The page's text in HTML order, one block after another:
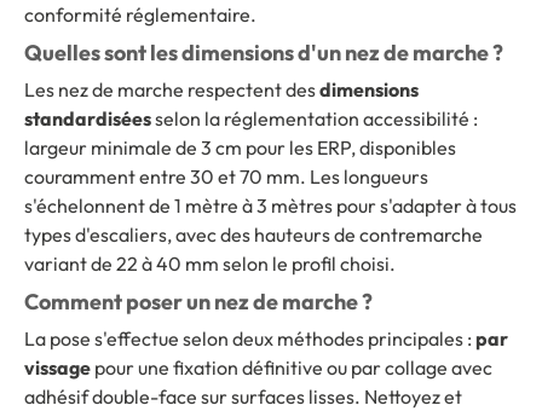
conformité réglementaire.
Quelles sont les dimensions d'un nez de marche ?
Les nez de marche respectent desdimensions
standardiséesselon la réglementation accessibilité :
largeur minimale de 3 cm pour les ERP, disponibles
couramment entre 30 et 70 mm. Les longueurs
s'échelonnent de 1 mètre à 3 mètres pour s'adapter à tous
types d'escaliers, avec des hauteurs de contremarche
variant de 22 à 40 mm selon le profil choisi.
Comment poser un nez de marche ?
La pose s'effectue selon deux méthodes principales : par
vissage pour une fixation définitive ou par collage avec
adhésif double-face sur surfaces lisses. Nettoyez et